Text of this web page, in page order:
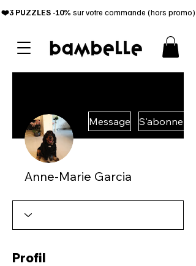
❤️3 PUZZLES -10% sur votre commande (hors promo)
Message S'abonner
Anne-Marie Garcia
Profil